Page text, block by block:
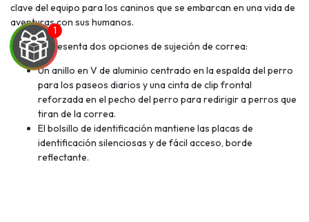
clave del equipo para los caninos que se embarcan en una vida de
aventuras con sus humanos.
El arnés presenta dos opciones de sujeción de correa:
Un anillo en V de aluminio centrado en la espalda del perro
para los paseos diarios y una cinta de clip frontal
reforzada en el pecho del perro para redirigir a perros que
tiran de la correa.
El bolsillo de identificación mantiene las placas de
identificación silenciosas y de fácil acceso, borde
reflectante.